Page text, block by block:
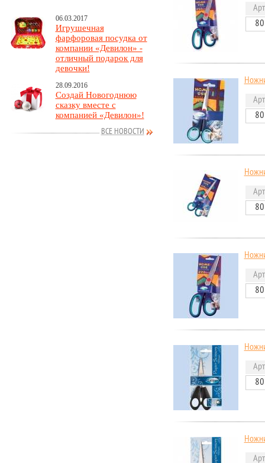
06.03.2017
Игрушечная
фарфоровая посудка от
компании «Девилон» -
отличный подарок для
девочки!
28.09.2016
Создай Новогоднюю
сказку вместе с
компанией «Девилон»!
ВСЕ НОВОСТИ